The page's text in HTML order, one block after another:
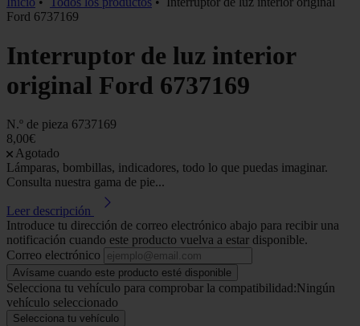
Ford 6737169
Interruptor de luz interior
original Ford 6737169
N.º de pieza 6737169
8,00€
Agotado
Lámparas, bombillas, indicadores, todo lo que puedas imaginar.
Consulta nuestra gama de pie...
Leer descripción
Introduce tu dirección de correo electrónico abajo para recibir una
notificación cuando este producto vuelva a estar disponible.
Correo electrónico
Avísame cuando este producto esté disponible
Selecciona tu vehículo para comprobar la compatibilidad:Ningún
vehículo seleccionado
Selecciona tu vehículo